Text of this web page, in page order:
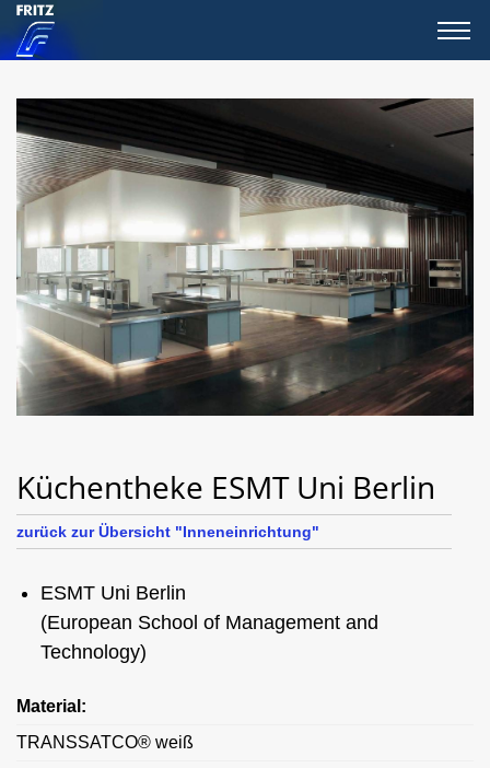
Küchentheke ESMT Uni Berlin
zurück zur Übersicht "Inneneinrichtung"
ESMT Uni Berlin
(European School of Management and
Technology)
Material:
TRANSSATCO® weiß